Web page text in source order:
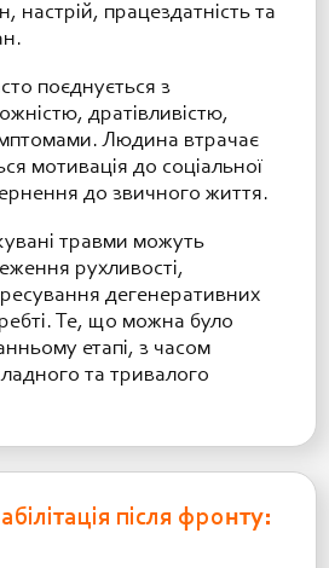
настрій, працездатність та
поєднується з
дратівливістю,
Людина втрачає
мотивація до соціальної
до звичного життя.
травми можуть
рухливості,
дегенеративних
Те, що можна було
етапі, з часом
та тривалого
після фронту: